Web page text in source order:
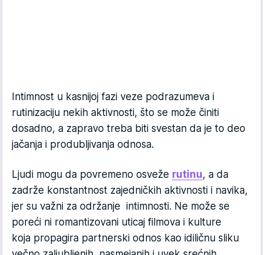
Intimnost u kasnijoj fazi veze podrazumeva i
rutinizaciju nekih aktivnosti, što se može činiti
dosadno, a zapravo treba biti svestan da je to deo
jačanja i produbljivanja odnosa.
Ljudi mogu da povremeno osveže rutinu, a da
zadrže konstantnost zajedničkih aktivnosti i navika,
jer su važni za održanje intimnosti. Ne može se
poreći ni romantizovani uticaj filmova i kulture
koja propagira partnerski odnos kao idiličnu sliku